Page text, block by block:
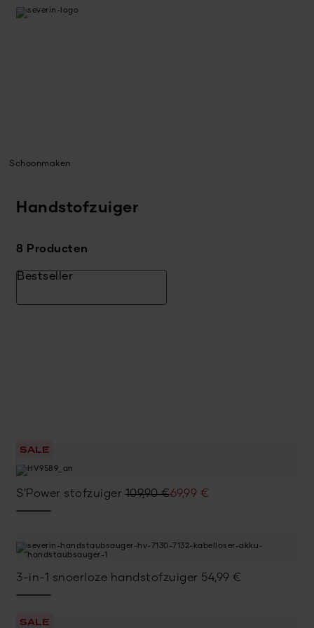
Schoonmaken
Handstofzuiger
8 Producten
Bestseller
SALE
S'Power stofzuiger 109,90€
Oorspronkelijke
69,99 €
Huidige
3-in-1 snoerloze handstofzuiger 54,99 €
SALE